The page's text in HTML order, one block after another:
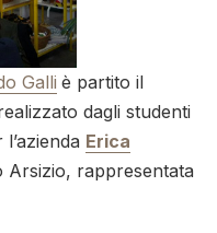
Galli è partito il
dagli studenti
Erica
Arsizio, rappresentata